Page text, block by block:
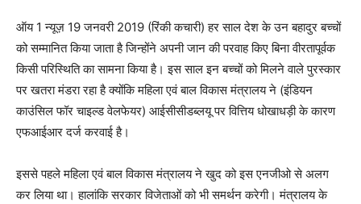
ऑय 1 न्यूज़ 19 जनवरी 2019 (रिंकी कचारी) हर साल देश के उन बहादुर बच्चों
को सम्मानित किया जाता है जिन्होंने अपनी जान की परवाह किए बिना वीरतापूर्वक
किसी परिस्थिति का सामना किया है। इस साल इन बच्चों को मिलने वाले पुरस्कार
पर खतरा मंडरा रहा है क्योंकि महिला एवं बाल विकास मंत्रालय ने (इंडियन
काउंसिल फॉर चाइल्ड वेलफेयर) आईसीसीडब्लयू पर वित्तिय धोखाधड़ी के कारण
एफआईआर दर्ज करवाई है।
इससे पहले महिला एवं बाल विकास मंत्रालय ने खुद को इस एनजीओ से अलग
कर लिया था। हालांकि सरकार विजेताओं को भी समर्थन करेगी। मंत्रालय के